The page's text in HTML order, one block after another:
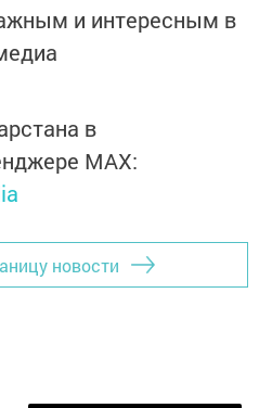
и интересным в
в
MАХ:
новости